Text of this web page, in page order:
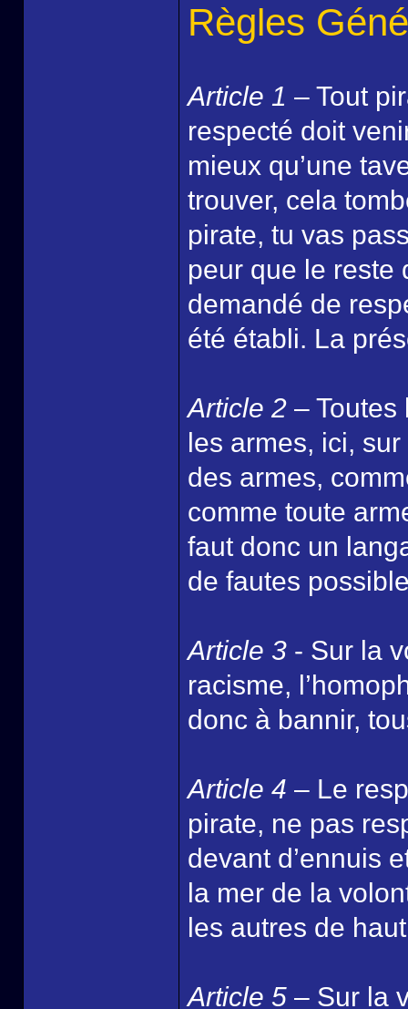
Règles
Article 1 – Tout
respecté doit
mieux qu’une
trouver, cela
pirate, tu vas
peur que le reste
demandé de
été établi. La
Article 2 –
les armes, ici,
des armes,
comme toute
faut donc un
de fautes
Article 3 - Sur la
racisme,
donc à bannir,
Article 4 – Le
pirate, ne pas
devant d’ennuis
la mer de la
les autres de
Article 5 – Sur la